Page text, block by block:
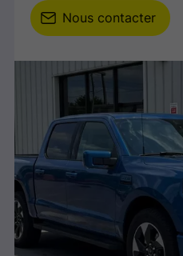
Nous contacter